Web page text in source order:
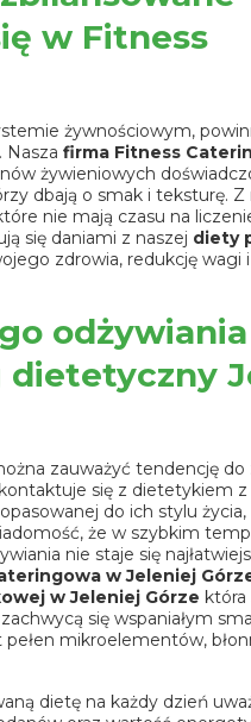
w Fitness
żywnościowym,
firma Fitness
żywieniowych
dbają o smak i teksturę. Z
nie mają czasu na
się daniami z naszej diety
zdrowia, redukcję wagi
odżywiania
zauważyć tendencję
się z dietetykiem
do ich stylu życia,
że w szybkim
nie staje się
w Jeleniej
w Jeleniej Górze która
się wspaniałym
mikroelementów,
dietę na każdy dzień